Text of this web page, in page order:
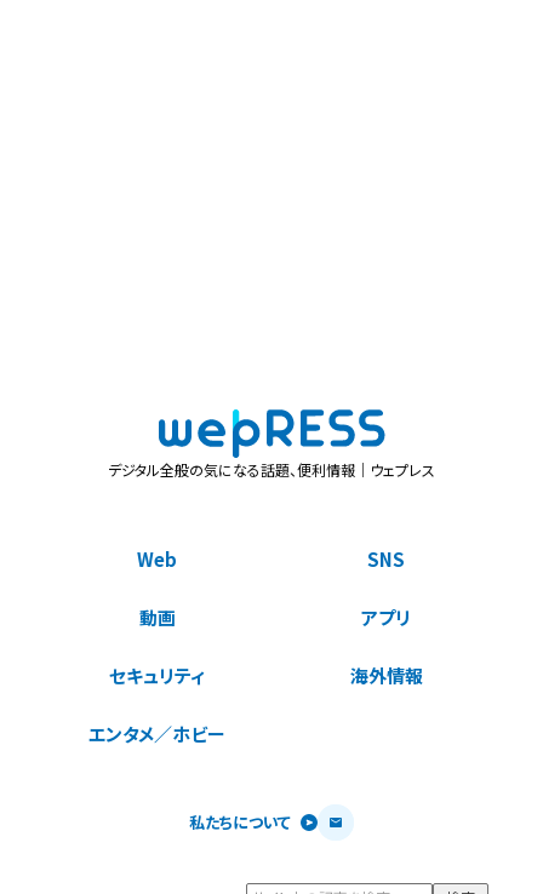
デジタル全般の気になる話題、便利情報｜ウェプレス
Web SNS
動画 アプリ
セキュリティ 海外情報
エンタメ／ホビー
私たちについて